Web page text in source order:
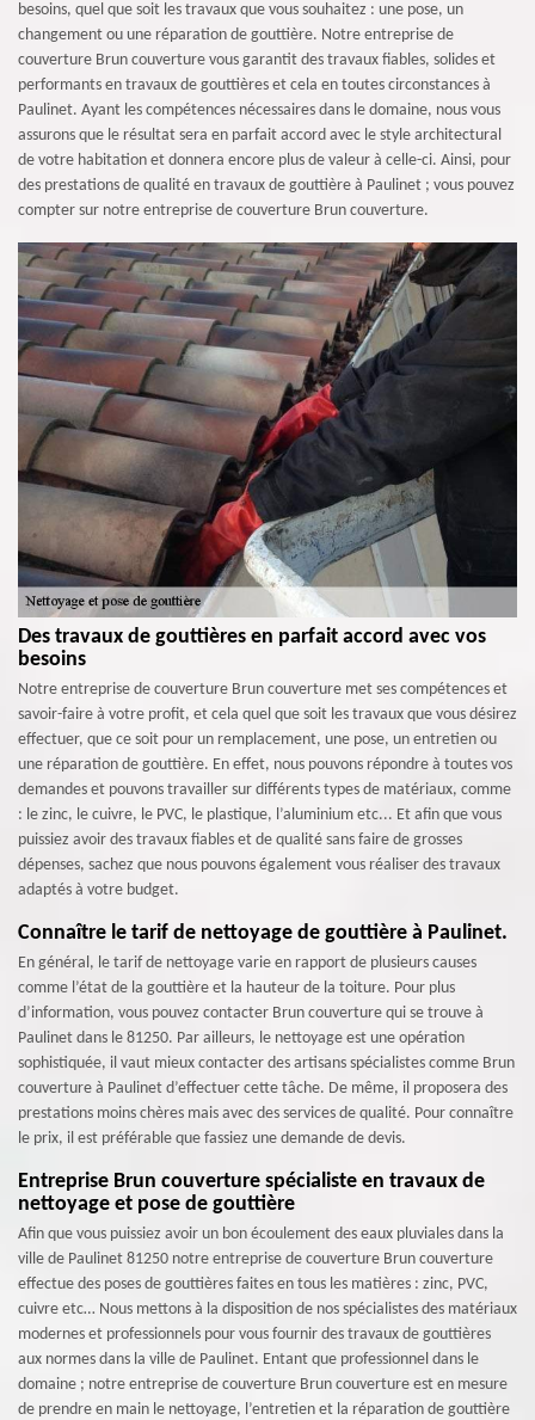
besoins, quel que soit les travaux que vous souhaitez : une pose, un
changement ou une réparation de gouttière. Notre entreprise de
couverture Brun couverture vous garantit des travaux fiables, solides et
performants en travaux de gouttières et cela en toutes circonstances à
Paulinet. Ayant les compétences nécessaires dans le domaine, nous vous
assurons que le résultat sera en parfait accord avec le style architectural
de votre habitation et donnera encore plus de valeur à celle-ci. Ainsi, pour
des prestations de qualité en travaux de gouttière à Paulinet ; vous pouvez
compter sur notre entreprise de couverture Brun couverture.
Des travaux de gouttières en parfait accord avec vos
besoins
Notre entreprise de couverture Brun couverture met ses compétences et
savoir-faire à votre profit, et cela quel que soit les travaux que vous désirez
effectuer, que ce soit pour un remplacement, une pose, un entretien ou
une réparation de gouttière. En effet, nous pouvons répondre à toutes vos
demandes et pouvons travailler sur différents types de matériaux, comme
: le zinc, le cuivre, le PVC, le plastique, l’aluminium etc... Et afin que vous
puissiez avoir des travaux fiables et de qualité sans faire de grosses
dépenses, sachez que nous pouvons également vous réaliser des travaux
adaptés à votre budget.
Connaître le tarif de nettoyage de gouttière à Paulinet.
En général, le tarif de nettoyage varie en rapport de plusieurs causes
comme l’état de la gouttière et la hauteur de la toiture. Pour plus
d’information, vous pouvez contacter Brun couverture qui se trouve à
Paulinet dans le 81250. Par ailleurs, le nettoyage est une opération
sophistiquée, il vaut mieux contacter des artisans spécialistes comme Brun
couverture à Paulinet d’effectuer cette tâche. De même, il proposera des
prestations moins chères mais avec des services de qualité. Pour connaître
le prix, il est préférable que fassiez une demande de devis.
Entreprise Brun couverture spécialiste en travaux de
nettoyage et pose de gouttière
Afin que vous puissiez avoir un bon écoulement des eaux pluviales dans la
ville de Paulinet 81250 notre entreprise de couverture Brun couverture
effectue des poses de gouttières faites en tous les matières : zinc, PVC,
cuivre etc… Nous mettons à la disposition de nos spécialistes des matériaux
modernes et professionnels pour vous fournir des travaux de gouttières
aux normes dans la ville de Paulinet. Entant que professionnel dans le
domaine ; notre entreprise de couverture Brun couverture est en mesure
de prendre en main le nettoyage, l’entretien et la réparation de gouttière